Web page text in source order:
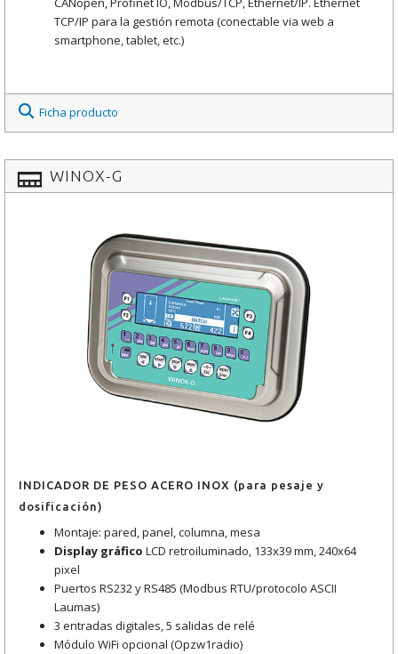
TCP/IP para la gestión remota (conectable via web a
smartphone, tablet, etc.)
Ficha producto
WINOX-G
INDICADOR DE PESO ACERO INOX (para pesaje y
dosificación)
Montaje: pared, panel, columna, mesa
Display gráfico LCD retroiluminado, 133x39 mm, 240x64
pixel
Puertos RS232 y RS485 (Modbus RTU/protocolo ASCII
Laumas)
3 entradas digitales, 5 salidas de relé
Módulo WiFi opcional (Opzw1radio)